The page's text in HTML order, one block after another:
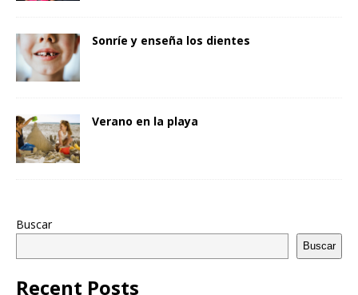
Sonríe y enseña los dientes
Verano en la playa
Buscar
Buscar
Recent Posts